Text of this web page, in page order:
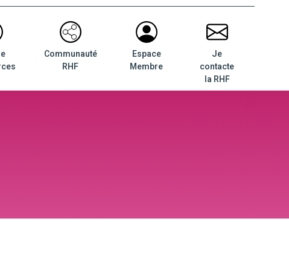
Communauté
RHF
Espace
Membre
Je
contacte
la RHF